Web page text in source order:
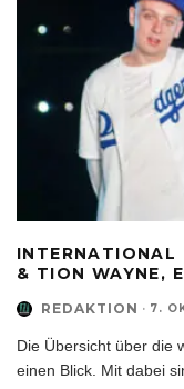
INTERNATIONAL
& TION WAYNE,
REDAKTION · 7.
Die Übersicht über die
einen Blick. Mit dabei